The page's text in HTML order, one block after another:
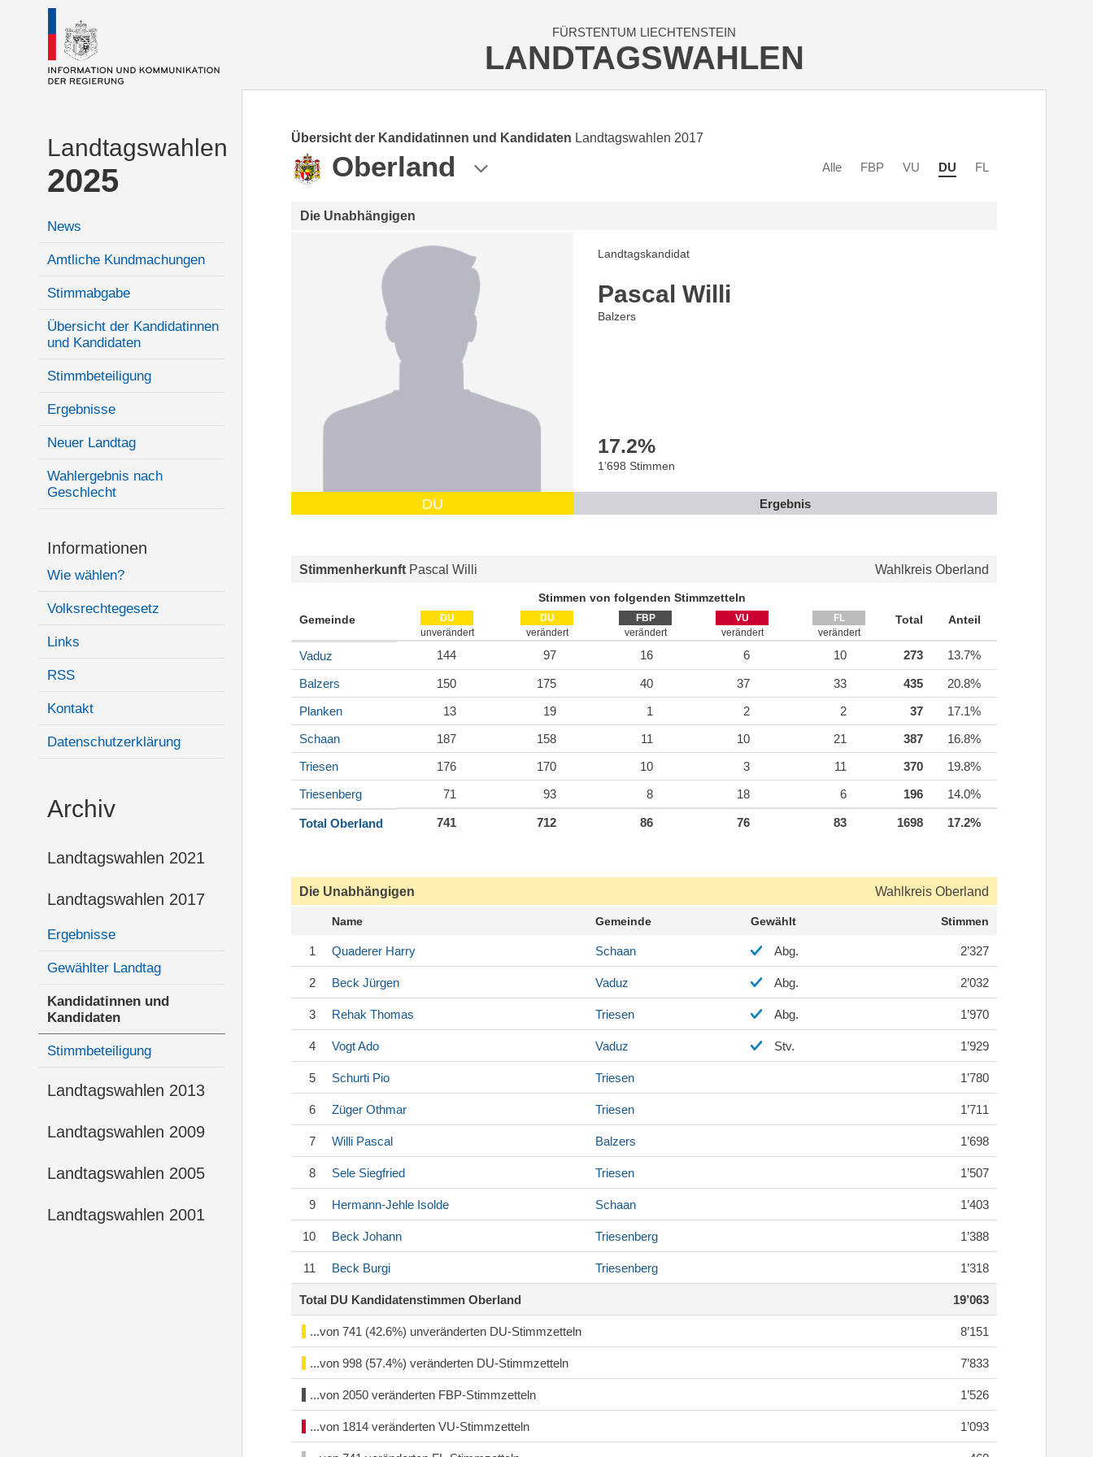
Landtagswahlen
2025
News
Amtliche Kundmachungen
Stimmabgabe
Übersicht der Kandidatinnen
und Kandidaten
Stimmbeteiligung
Ergebnisse
Neuer Landtag
Wahlergebnis nach
Geschlecht
Informationen
Wie wählen?
Volksrechtegesetz
Links
RSS
Kontakt
Datenschutzerklärung
Archiv
Landtagswahlen 2021
Landtagswahlen 2017
Ergebnisse
Gewählter Landtag
Kandidatinnen und
Kandidaten
Stimmbeteiligung
Landtagswahlen 2013
Landtagswahlen 2009
Landtagswahlen 2005
Landtagswahlen 2001
FÜRSTENTUM LIECHTENSTEIN
LANDTAGSWAHLEN
Übersicht der Kandidatinnen und Kandidaten Landtagswahlen 2017
Oberland Alle FBP VU DU FL
Die Unabhängigen
DU
Landtagskandidat
Pascal Willi
Balzers
17.2%
1’698 Stimmen
Ergebnis
Stimmenherkunft Pascal Willi Wahlkreis Oberland
Stimmen von folgenden Stimmzetteln
Gemeinde
DU
unverändert
DU
verändert
FBP
verändert
VU
verändert
FL
verändert
Total Anteil
Vaduz 144 97 16 6 10 273 13.7%
Balzers 150 175 40 37 33 435
20.8%
Planken
13 19 1 2 2 37
17.1%
Schaan
187 158 11 10 21 387
16.8%
Triesen
176 170 10 3 11 370
19.8%
Triesenberg
71 93 8 18 6 196 14.0%
Total Oberland 741 712 86 76 83 1698 17.2%
Die Unabhängigen Wahlkreis Oberland
Name Gemeinde Gewählt Stimmen
1 Quaderer Harry Schaan Abg. 2’327
2 Beck Jürgen Vaduz Abg. 2’032
3 Rehak Thomas Triesen Abg. 1’970
4 VogtAdo Vaduz Stv. 1’929
5 Schurti Pio Triesen 1’780
6 Züger Othmar Triesen 1’711
7 Willi Pascal Balzers 1’698
8 Sele Siegfried Triesen 1’507
9 Hermann-Jehle Isolde Schaan 1’403
10 Beck Johann Triesenberg 1’388
11 Beck Burgi Triesenberg 1’318
Total DU Kandidatenstimmen Oberland 19’063
...von 741 (42.6%) unveränderten DU-Stimmzetteln 8’151
...von 998 (57.4%) veränderten DU-Stimmzetteln 7’833
...von 2050 veränderten FBP-Stimmzetteln 1’526
...von 1814 veränderten VU-Stimmzetteln 1’093